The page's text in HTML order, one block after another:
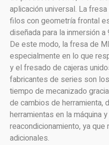
aplicación universal. La
filos con geometría frontal
diseñada para la inmersión a
De este modo, la fresa de
especialmente en lo que
y el fresado de cajeras
fabricantes de series son
tiempo de mecanizado
de cambios de herramienta,
herramientas en la máquina
reacondicionamiento, ya
adicionales.